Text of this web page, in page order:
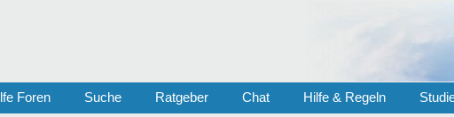
Foren Suche Ratgeber Chat Hilfe & Regeln